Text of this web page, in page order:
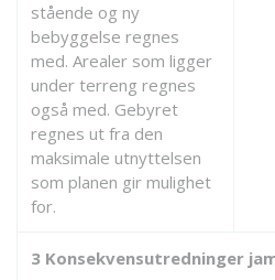
stående og ny
bebyggelse regnes
med. Arealer som ligger
under terreng regnes
også med. Gebyret
regnes ut fra den
maksimale utnyttelsen
som planen gir mulighet
for.
3 Konsekvensutredninger